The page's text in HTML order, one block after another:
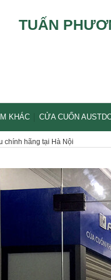
TUẤN
KHÁC CỬA CUỐN
chính hãng tại Hà Nội